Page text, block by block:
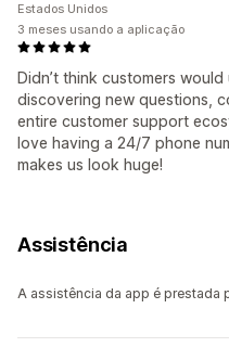
Didn’t think customers
discovering new questions,
entire customer support
love having a 24/7 phone
makes us look huge!
Estados Unidos
3 meses usando a aplicação
Assistência
A assistência da app é prestada